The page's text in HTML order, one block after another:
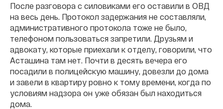
После разговора с силовиками его оставили в ОВД
на весь день. Протокол задержания не составляли,
административного протокола тоже не было,
телефоном пользоваться запретили. Друзьям и
адвокату, которые приехали к отделу, говорили, что
Асташина там нет. Почти в десять вечера его
посадили в полицейскую машину, довезли до дома
и завели в квартиру ровно к тому времени, когда по
условиям надзора он уже обязан был находиться
дома.